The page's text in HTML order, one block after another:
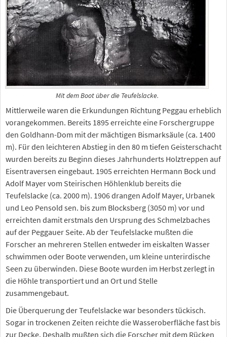
Mit dem Boot über die Teufelslacke.
Mittlerweile waren die Erkundungen Richtung Peggau erheblich
vorangekommen. Bereits 1895 erreichte eine Forschergruppe
den Goldhann-Dom mit der mächtigen Bismarksäule (ca. 1400
m). Für den leichteren Abstieg in den 80 m tiefen Geisterschacht
wurden bereits zu Beginn dieses Jahrhunderts Holztreppen auf
Eisentraversen eingebaut. 1905 erreichten Hermann Bock und
Adolf Mayer vom Steirischen Höhlenklub bereits die
Teufelslacke (ca. 2000 m). 1906 drangen Adolf Mayer, Urbanek
und Leo Pensold sen. bis zum Blocksberg (3050 m) vor und
erreichten damit erstmals den Ursprung des Schmelzbaches
auf der Peggauer Seite. Ab der Teufelslacke mußten die
Forscher an mehreren Stellen entweder im eiskalten Wasser
schwimmen oder Boote verwenden, um kleine unterirdische
Seen zu überwinden. Diese Boote wurden im Herbst zerlegt in
die Höhle transportiert und an Ort und Stelle
zusammengebaut.
Die Überquerung der Teufelslacke war besonders tückisch.
Sogar in trockenen Zeiten reichte die Wasseroberfläche fast bis
zur Decke. Deshalb mußten sich die Forscher mit dem Rücken